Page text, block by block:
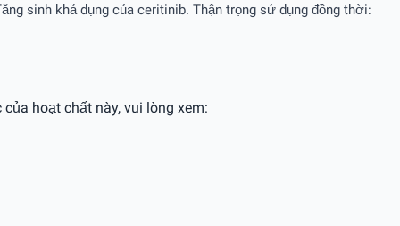
sinh khả dụng của ceritinib. Thận trọng sử dụng đồng thời:
hoạt chất này, vui lòng xem: